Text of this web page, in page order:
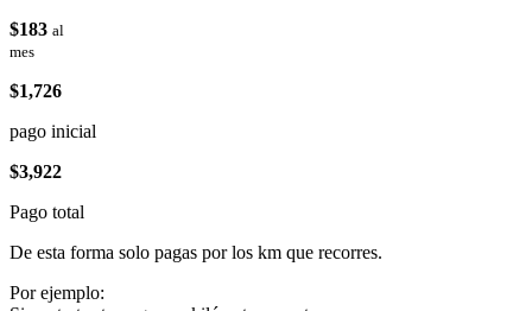
$183 al
mes
$1,726
pago inicial
$3,922
Pago total
De esta forma solo pagas por los km que recorres.
Por ejemplo: